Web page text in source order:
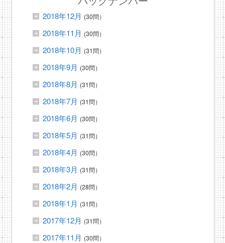
2018年12月 (30問）
2018年11月 (30問）
2018年10月 (31問）
2018年9月 (30問）
2018年8月 (31問）
2018年7月 (31問）
2018年6月 (30問）
2018年5月 (31問）
2018年4月 (30問）
2018年3月 (31問）
2018年2月 (28問）
2018年1月 (31問）
2017年12月 (31問）
2017年11月 (30問）